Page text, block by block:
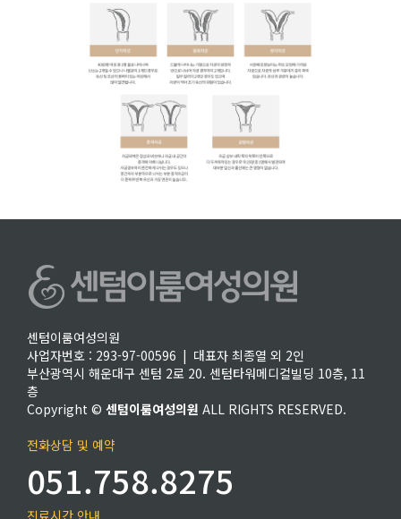
센텀이룸여성의원
사업자번호 : 293-97-00596 | 대표자 최종열 외 2인
부산광역시 해운대구 센텀 2로 20. 센텀타워메디컬빌딩 10층, 11
층
Copyright © 센텀이룸여성의원 ALL RIGHTS RESERVED.
전화상담 및 예약
051.758.8275
진료시간 안내